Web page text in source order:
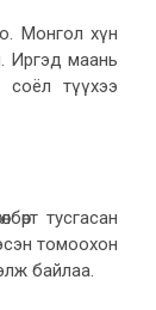
Монгол хүн
Иргэд маань
түүхээ
тусгасан
томоохон
байлаа.